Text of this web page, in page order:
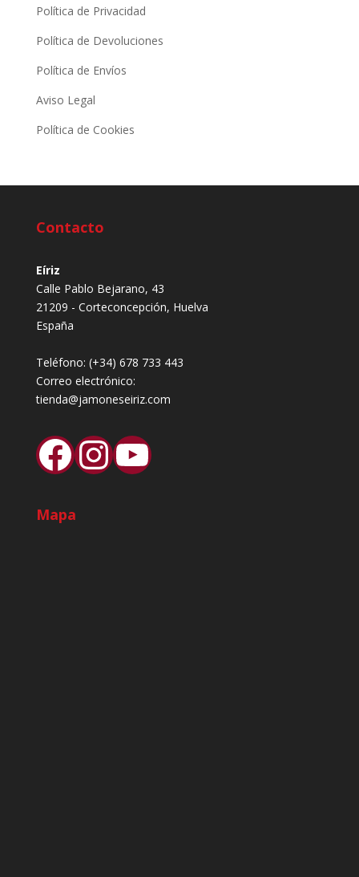
Política de Privacidad
Política de Devoluciones
Política de Envíos
Aviso Legal
Política de Cookies
Contacto
Eíriz
Calle Pablo Bejarano, 43
21209 - Corteconcepción, Huelva
España
Teléfono: (+34) 678 733 443
Correo electrónico:
tienda@jamoneseiriz.com
Facebook
Instagram
YouTube
Mapa